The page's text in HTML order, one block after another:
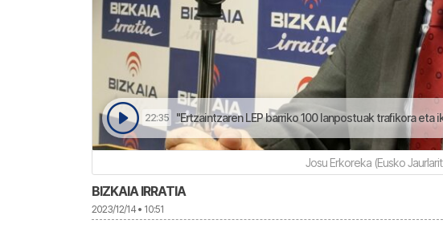
22:35 "Ertzaintzaren LEP barriko 100 lanpostuak trafikora eta ikerketa
Josu Erkoreka (Eusko
BIZKAIA IRRATIA
2023/12/14 • 10:51